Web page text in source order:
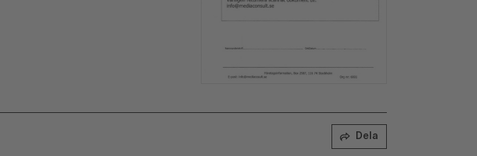
Dela